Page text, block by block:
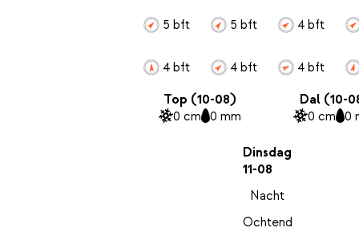
5 bft
4 bft
5 bft
4 bft
4 bft
4 bft
Top (10-08)
0 cm 0 mm
Dal (10-
0 cm 0
Dinsdag
11-08
Nacht
Ochtend